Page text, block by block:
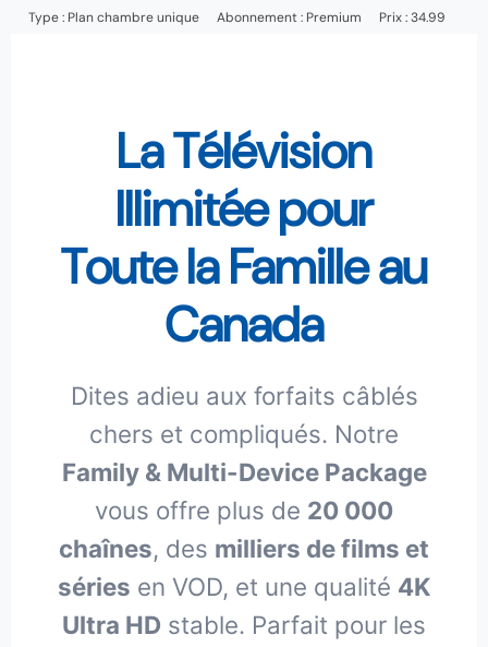
Type : Plan chambre unique Abonnement : Premium Prix : 34.99
La Télévision
Illimitée pour
Toute la Famille au
Canada
Dites adieu aux forfaits câblés
chers et compliqués. Notre
Family & Multi-Device Package
vous offre plus de 20 000
chaînes, des milliers de films et
séries en VOD, et une qualité 4K
Ultra HD stable. Parfait pour les